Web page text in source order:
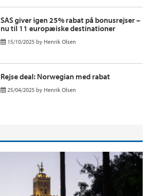
SAS giver igen 25% rabat på bonusrejser –
nu til 11 europæiske destinationer
15/10/2025 by Henrik Olsen
Rejse deal: Norwegian med rabat
25/04/2025 by Henrik Olsen